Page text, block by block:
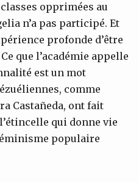
opprimées au
n’a pas participé. Et
profonde d’être
que l’académie appelle
est un mot
comme
Castañeda, ont fait
qui donne vie
populaire